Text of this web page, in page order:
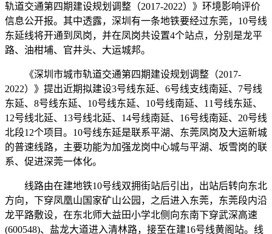
轨道交通第四期建设规划调整（2017-2022）》环境影响评价
信息公开报。其中透露，深圳有一条地铁要经过东莞，10号线
东延线将开通到凤岗，并在凤岗共设置4个站点，分别是龙平
路、油柑埔、官井头、大运城邦。
《深圳市城市轨道交通第四期建设规划调整（2017-
2022）》提出近期拟建设3号线东延、6号线支线南延、7号线
东延、8号线东延、10号线东延、10号线南延、11号线东延、
12号线北延、13号线北延、14号线南延、16号线南延、20号线
北段12个项目。10号线东延是联系平湖、东莞凤岗及大运新城
的普速线路，主要功能为加强龙岗中心城与平湖、坂雪岗的联
系、促进深莞一体化。
线路由在建地铁10号线双拥街站后引出，出站后转向东北
方向，下穿凤凰山国家矿山公园，之后进入东莞，东莞段内沿
龙平路敷设，在东北师大益田小学北侧向东南下穿武深高速
(600548)、盐龙大道进入清林路，接至在建16号线黄阁站。线